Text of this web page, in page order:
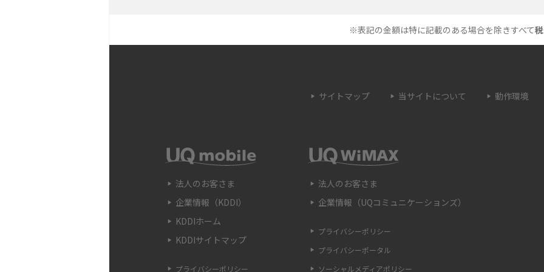
フリック入力とは？使い方・設定方法や練習の
サブスクとは？言葉の意味やメリット、デメ
SIMフリーのiPhoneとは？キャリア版との違い
や購入できる場所を解説
iPhoneが充電できない時はどうすればよい？
つの原因と対処法
電子マネーとは？支払い方法や種類、メリット
などをわかりやすく解説
Google Pixel 6aってどんなスマホ？特徴やほ
iPhone 13へ機種変更する方法は？やっておく
べきことや手順、注意点を解説
iPhone 13で音が出ない時はどうしたらいい？
確認ポイントや対処法を解説
※表記の金額は特に記載のある場合を除きすべて
サイトマップ 当サイトについて 動作環境
法人のお客さま
企業情報（KDDI）
KDDIホーム
KDDIサイトマップ
プライバシーポリシー
法人のお客さま
企業情報（UQコミュニケーションズ）
プライバシーポリシー
プライバシーポータル
ソーシャルメディアポリシー